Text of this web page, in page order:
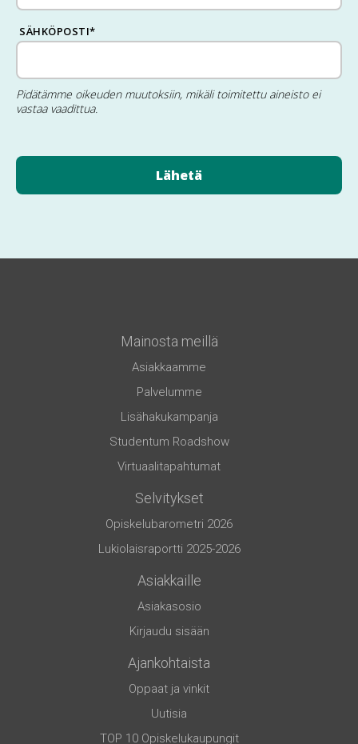
SÄHKÖPOSTI*
Pidätämme oikeuden muutoksiin, mikäli toimitettu aineisto ei
vastaa vaadittua.
Mainosta meillä
Asiakkaamme
Palvelumme
Lisähakukampanja
Studentum Roadshow
Virtuaalitapahtumat
Selvitykset
Opiskelubarometri 2026
Lukiolaisraportti 2025-2026
Asiakkaille
Asiakasosio
Kirjaudu sisään
Ajankohtaista
Oppaat ja vinkit
Uutisia
TOP 10 Opiskelukaupungit